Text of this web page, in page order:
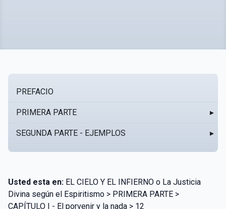
PREFACIO
PRIMERA PARTE ▸
SEGUNDA PARTE - EJEMPLOS ▸
Usted esta en: EL CIELO Y EL INFIERNO o La Justicia
Divina según el Espiritismo > PRIMERA PARTE >
CAPÍTULO I - El porvenir y la nada > 12